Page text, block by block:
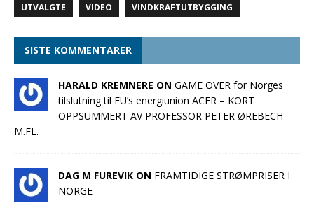
UTVALGTE VIDEO VINDKRAFTUTBYGGING
SISTE KOMMENTARER
HARALD KREMNERE ON GAME OVER for Norges
tilslutning til EU’s energiunion ACER – KORT
OPPSUMMERT AV PROFESSOR PETER ØREBECH
M.FL.
DAG M FUREVIK ON FRAMTIDIGE STRØMPRISER I
NORGE